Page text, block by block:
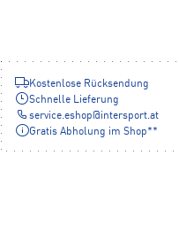
Kostenlose Rücksendung
Schnelle Lieferung
service.eshop@ intersport.at
Gratis Abholung im Shop**